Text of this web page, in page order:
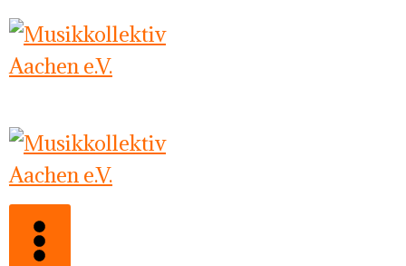
Zum
Inhalt
springen